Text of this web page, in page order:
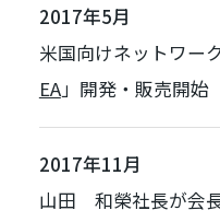
2017年5月
米国向けネットワー
EA」開発・販売開始
2017年11月
山田 和榮社長が会